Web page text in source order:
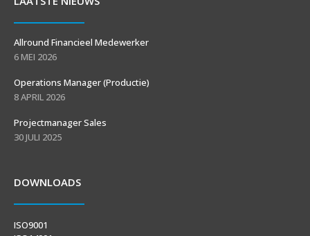
Allround Financieel Medewerker
6 MEI 2026
Operations Manager (Productie)
8 APRIL 2026
Projectmanager Sales
30 JULI 2025
DOWNLOADS
ISO9001